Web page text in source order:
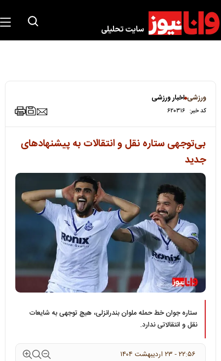
ورزشی اخبار ورزشی
کد خبر: ۶۲۰۳۱۶
بی‌توجهی ستاره نقل و انتقالات به پیشنهادهای
جدید
ستاره جوان خط حمله ملوان بندرانزلی، هیچ توجهی به شایعات
نقل و انتقالاتی ندارد.
۲۲:۵۶ - ۲۳ ارديبهشت ۱۴۰۴